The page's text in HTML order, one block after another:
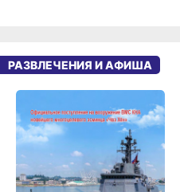
РАЗВЛЕЧЕНИЯ И АФИША